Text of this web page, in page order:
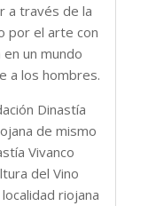
a través de la
por el arte con
un mundo
a los hombres.
Dinastía
de mismo
Vivanco
del Vino
riojana